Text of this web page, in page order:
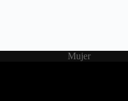
Mujer